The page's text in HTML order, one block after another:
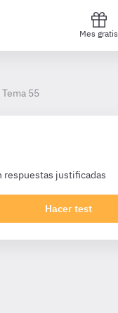
Mes gratis
Tema 55
respuestas justificadas
Hacer test